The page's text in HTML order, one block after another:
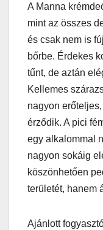
A Manna
mint az összes
és csak nem is
bőrbe. Érdekes
tűnt, de aztán
Kellemes
nagyon
érződik. A pici
egy alkalommal
nagyon sokáig
köszönhetően
területét, hanem
Ajánlott